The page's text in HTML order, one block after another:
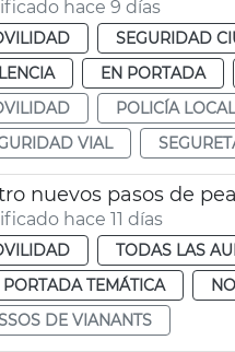
hace 9 días
SEGURIDAD
EN PORTADA
POLICÍA LOCAL
VIAL
nuevos pasos de
hace 11 días
TODAS LAS
PORTADA TEMÁTICA
DE VIANANTS